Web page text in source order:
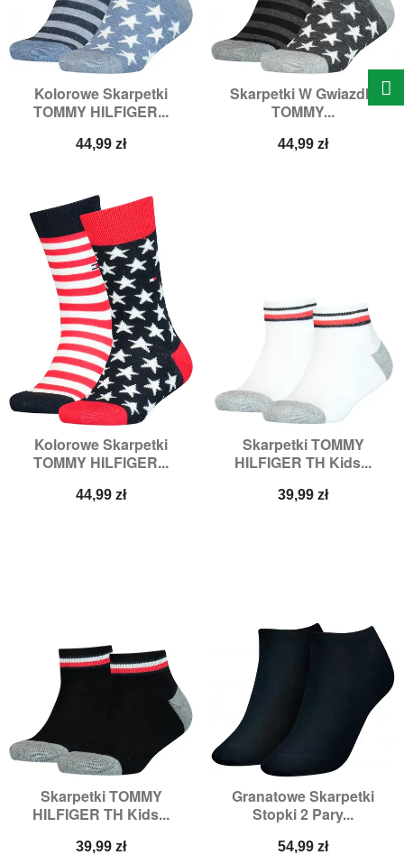
Kolorowe Skarpetki
TOMMY HILFIGER...
Cena
44,99 zł
Skarpetki W Gwiazdki
TOMMY...
Cena
44,99 zł
Kolorowe Skarpetki
TOMMY HILFIGER...
Cena
44,99 zł
Skarpetki TOMMY
HILFIGER TH Kids...
Cena
39,99 zł
Skarpetki TOMMY
HILFIGER TH Kids...
Cena
39,99 zł
Granatowe Skarpetki
Stopki 2 Pary...
Cena
54,99 zł